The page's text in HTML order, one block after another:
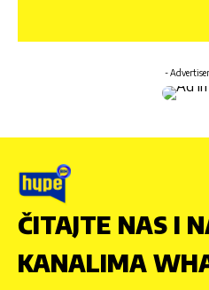
-
ČITAJTE NAS I
KANALIMA